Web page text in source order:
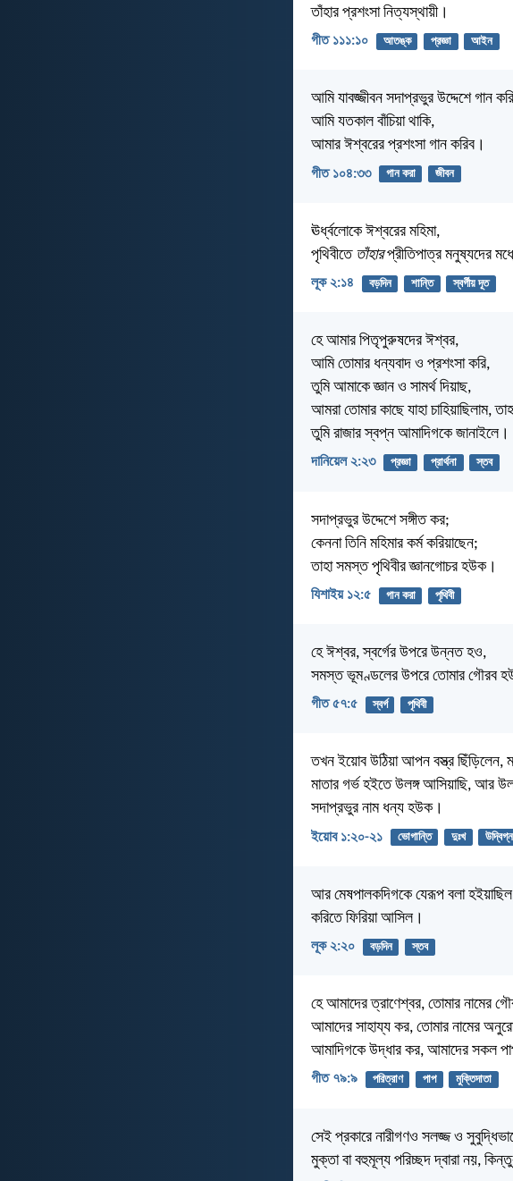
তাঁহার প্রশংসা নিত্যস্থায়ী।
গীত ১১১:১০ আতঙ্ক প্রজ্ঞা আইন
আমি যাবজ্জীবন সদাপ্রভুর উদ্দেশে গান
আমি যতকাল বাঁচিয়া থাকি,
আমার ঈশ্বরের প্রশংসা গান করিব।
গীত ১০৪:৩৩ গান করা জীবন
ঊর্ধ্বলোকে ঈশ্বরের মহিমা,
পৃথিবীতে তাঁহারপ্রীতিপাত্র মনুষ্যদের
লূক ২:১৪ বড়দিন শান্তি স্বর্গীয় দূত
হে আমার পিতৃপুরুষদের ঈশ্বর,
আমি তোমার ধন্যবাদ ও প্রশংসা করি,
তুমি আমাকে জ্ঞান ও সামর্থ দিয়াছ,
আমরা তোমার কাছে যাহা চাহিয়াছিলাম,
তুমি রাজার স্বপ্ন আমাদিগকে জানাইলে।
দানিয়েল ২:২৩ প্রজ্ঞা প্রার্থনা স্তব
সদাপ্রভুর উদ্দেশে সঙ্গীত কর;
কেননা তিনি মহিমার কর্ম করিয়াছেন;
তাহা সমস্ত পৃথিবীর জ্ঞানগোচর হউক।
যিশাইয় ১২:৫ গান করা পৃথিবী
হে ঈশ্বর, স্বর্গের উপরে উন্নত হও,
সমস্ত ভূমণ্ডলের উপরে তোমার গৌরব
গীত ৫৭:৫ স্বর্গ পৃথিবী
তখন ইয়োব উঠিয়া আপন বস্ত্র
মাতার গর্ভ হইতে উলঙ্গ আসিয়াছি, আর
সদাপ্রভুর নাম ধন্য হউক।
ইয়োব ১:২০-২১ ভোগান্তি দুঃখ উদ্বিগ্ন
আর মেষপালকদিগকে যেরূপ বলা
করিতে ফিরিয়া আসিল।
লূক ২:২০ বড়দিন স্তব
হে আমাদের ত্রাণেশ্বর, তোমার নামের
আমাদের সাহায্য কর, তোমার নামের
আমাদিগকে উদ্ধার কর, আমাদের সকল
গীত ৭৯:৯ পরিত্রাণ পাপ মুক্তিদাতা
সেই প্রকারে নারীগণও সলজ্জ ও
মুক্তা বা বহুমূল্য পরিচ্ছদ দ্বারা নয়,